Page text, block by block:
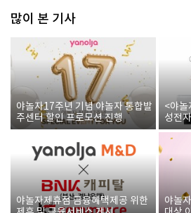
많이 본 기사
야놀자17주년 기념 야놀자 통합발
주센터 할인 프로모션 진행
<야놀
성전
야놀자제휴점 금융혜택제공 위한
야놀